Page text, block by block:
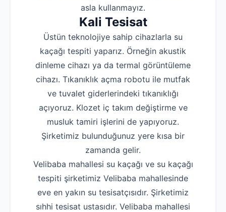
asla kullanmayız.
Kali Tesisat
Üstün teknolojiye sahip cihazlarla su
kaçağı tespiti yaparız. Örneğin akustik
dinleme cihazı ya da termal görüntüleme
cihazı. Tıkanıklık açma robotu ile mutfak
ve tuvalet giderlerindeki tıkanıklığı
açıyoruz. Klozet iç takım değiştirme ve
musluk tamiri işlerini de yapıyoruz.
Şirketimiz bulunduğunuz yere kısa bir
zamanda gelir.
Velibaba mahallesi su kaçağı ve su kaçağı
tespiti şirketimiz Velibaba mahallesinde
eve en yakın su tesisatçısıdır. Şirketimiz
sıhhi tesisat ustasıdır. Velibaba mahallesi